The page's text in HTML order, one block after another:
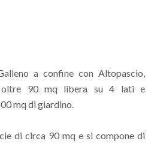
a confine con Altopascio,
oltre 90 mq libera su 4 lati e
mq di giardino.
di circa 90 mq e si compone di